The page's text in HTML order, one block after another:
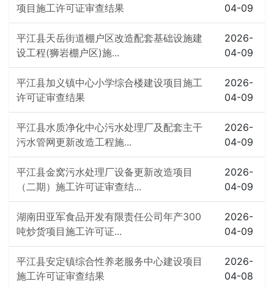
项目施工许可证审查结果
04-09
平江县天岳街道棚户区改造配套基础设施建
设工程(狮岩棚户区)施...
2026-
04-09
平江县加义镇中心小学综合楼建设项目施工
许可证审查结果
2026-
04-09
平江县水质净化中心污水处理厂及配套主干
污水管网更新改造工程施...
2026-
04-09
平江县金窝污水处理厂设备更新改造项目
（二期）施工许可证审查结...
2026-
04-09
湖南田亚军食品开发有限责任公司年产300
吨炒货项目施工许可证...
2026-
04-09
平江县安定镇综合性养老服务中心建设项目
施工许可证审查结果
2026-
04-08